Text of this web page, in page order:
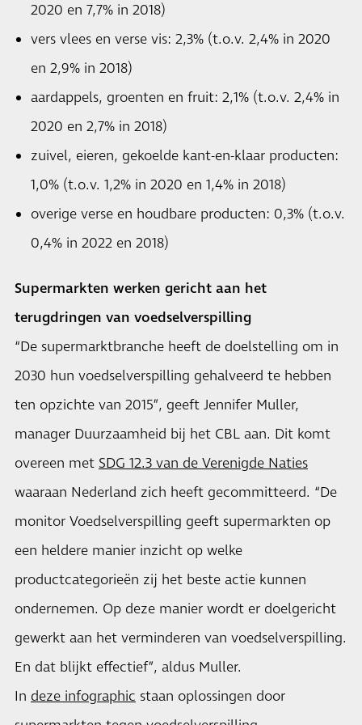
2020 en 7,7% in 2018)
vers vlees en verse vis: 2,3% (t.o.v. 2,4% in 2020
en 2,9% in 2018)
aardappels, groenten en fruit: 2,1% (t.o.v. 2,4% in
2020 en 2,7% in 2018)
zuivel, eieren, gekoelde kant-en-klaar producten:
1,0% (t.o.v. 1,2% in 2020 en 1,4% in 2018)
overige verse en houdbare producten: 0,3% (t.o.v.
0,4% in 2022 en 2018)
Supermarkten werken gericht aan het
terugdringen van voedselverspilling
“De supermarktbranche heeft de doelstelling om in
2030 hun voedselverspilling gehalveerd te hebben
ten opzichte van 2015”, geeft Jennifer Muller,
manager Duurzaamheid bij het CBL aan. Dit komt
overeen met SDG 12.3 van de Verenigde Naties
waaraan Nederland zich heeft gecommitteerd. “De
monitor Voedselverspilling geeft supermarkten op
een heldere manier inzicht op welke
productcategorieën zij het beste actie kunnen
ondernemen. Op deze manier wordt er doelgericht
gewerkt aan het verminderen van voedselverspilling.
En dat blijkt effectief”, aldus Muller.
In deze infographic staan oplossingen door